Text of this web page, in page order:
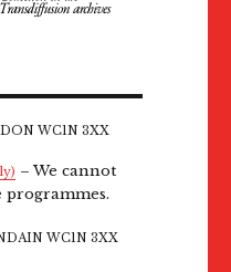
WC1N 3XX
– We cannot
WC1N 3XX